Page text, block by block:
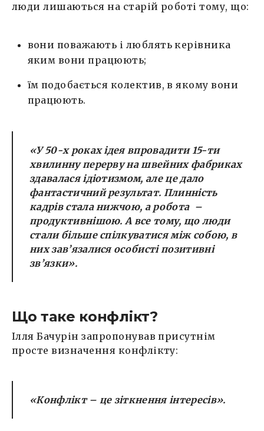
люди лишаються на старій роботі тому, що:
вони поважають і люблять керівника
яким вони працюють;
їм подобається колектив, в якому вони
працюють.
«У 50-х роках ідея впровадити 15-ти
хвилинну перерву на швейних фабриках
здавалася ідіотизмом, але це дало
фантастичний результат. Плинність
кадрів стала нижчою, а робота –
продуктивнішою. А все тому, що люди
стали більше спілкуватися між собою, в
них зав’язалися особисті позитивні
зв’язки».
Що таке конфлікт?
Ілля Бачурін запропонував присутнім
просте визначення конфлікту:
«Конфлікт – це зіткнення інтересів».